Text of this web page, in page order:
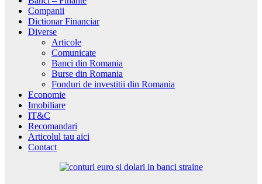
Companii
Dictionar Financiar
Diverse
Articole
Comunicate
Banci din Romania
Burse din Romania
Fonduri de investitii din Romania
Economie
Imobiliare
IT&C
Recomandari
Articolul tau aici
Contact